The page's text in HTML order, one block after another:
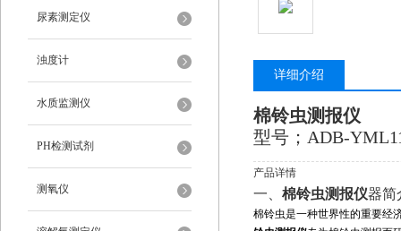
尿素测定仪
浊度计
水质监测仪
PH检测试剂
测氧仪
详细介绍
棉铃虫测报仪
型号；ADB-
产品详情
一、 棉铃虫测报仪器简
棉铃虫是一种世界性的重要经